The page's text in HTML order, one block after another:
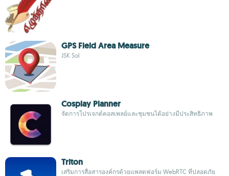
GPS Field Area Measure
JSK Sol
Cosplay Planner
จัดการโปรเจกต์คอสเพลย์และชุมชนได้อย่างมีประสิทธิภาพ
Triton
เสริมการสื่อสารองค์กรด้วยแพลตฟอร์ม WebRTC ที่ปลอดภัย